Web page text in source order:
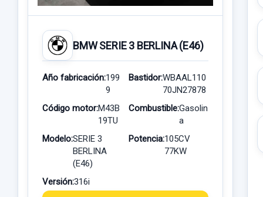
BMW SERIE 3 BERLINA (E46)
Año fabricación:199
9
Bastidor:WBAAL110
70JN27878
Código motor:M43B
19TU
Combustible:Gasolin
a
Modelo:SERIE 3
BERLINA
(E46)
Potencia:105CV
77KW
Versión:316i